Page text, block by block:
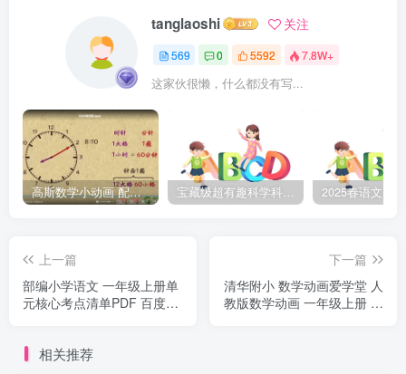
tanglaoshi 关注
569 0 5592 7.8W+
这家伙很懒，什么都没有写...
高斯数学小动画 配套小学1-6年级数学 课堂知识点动画教学视频MP4 百度网盘下载 宝藏级超有趣科学科普动画《土豆逗严肃科普》第二季 百度网盘下载
上一篇
部编小学语文 一年级上册单
元核心考点清单PDF 百度网
下一篇
清华附小 数学动画爱学堂 人
教版数学动画 一年级上册 百
相关推荐